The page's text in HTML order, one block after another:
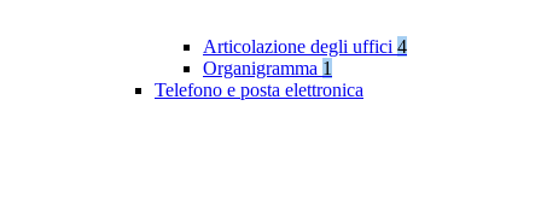
Articolazione degli uffici 4
Organigramma 1
Telefono e posta elettronica